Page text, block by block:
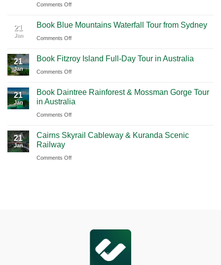
Carmen
Tulum
(BNA)
to
Pudong
International
(PVG)
Comments Offon
Airport
Guide
|
Book
Service
with
Ciiclo
21
Jan
Book Blue Mountains Waterfall Tour from Sydney
Comments Offon
Blue
Mountains
Tour
from
Sydney
21
Jan
Book Fitzroy Island Full-Day Tour in Australia
Comments Offon
Fitzroy
Island
Full-
Tour
Australia
21
Jan
Book Daintree Rainforest & Mossman Gorge Tour
in Australia
Comments Offon
Daintree
&
21
Jan
Cairns Skyrail Cableway & Kuranda Scenic
Railway
Comments Offon